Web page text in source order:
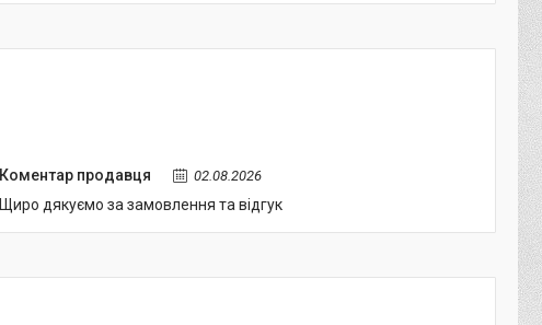
Коментар продавця 02.08.2026
Щиро дякуємо за замовлення та відгук